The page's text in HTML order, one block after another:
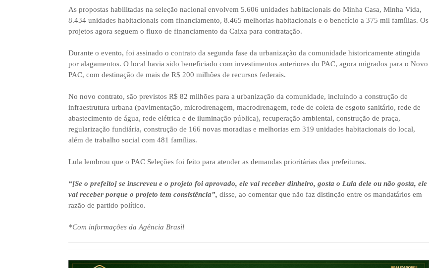
As propostas habilitadas na seleção nacional envolvem 5.606 unidades habitacionais do Minha Casa, Minha Vida,
8.434 unidades habitacionais com financiamento, 8.465 melhorias habitacionais e o benefício a 375 mil famílias. Os
projetos agora seguem o fluxo de financiamento da Caixa para contratação.
Durante o evento, foi assinado o contrato da segunda fase da urbanização da comunidade historicamente atingida
por alagamentos. O local havia sido beneficiado com investimentos anteriores do PAC, agora migrados para o Novo
PAC, com destinação de mais de R$ 200 milhões de recursos federais.
No novo contrato, são previstos R$ 82 milhões para a urbanização da comunidade, incluindo a construção de
infraestrutura urbana (pavimentação, microdrenagem, macrodrenagem, rede de coleta de esgoto sanitário, rede de
abastecimento de água, rede elétrica e de iluminação pública), recuperação ambiental, construção de praça,
regularização fundiária, construção de 166 novas moradias e melhorias em 319 unidades habitacionais do local,
além de trabalho social com 481 famílias.
Lula lembrou que o PAC Seleções foi feito para atender as demandas prioritárias das prefeituras.
“[Se o prefeito] se inscreveu e o projeto foi aprovado, ele vai receber dinheiro, gosta o Lula dele ou não gosta, ele
vai receber porque o projeto tem consistência”, disse, ao comentar que não faz distinção entre os mandatários em
razão de partido político.
*Com informações da Agência Brasil